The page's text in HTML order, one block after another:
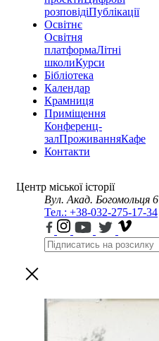
розповідіПублікації
Освітнє
Освітня
платформаЛітні
школиКурси
Бібліотека
Календар
Крамниця
Приміщення
Конференц-
залПроживанняКафе
Контакти
Центр міської історії
Вул. Акад. Богомольця 6
Тел.: +38-032-275-17-34